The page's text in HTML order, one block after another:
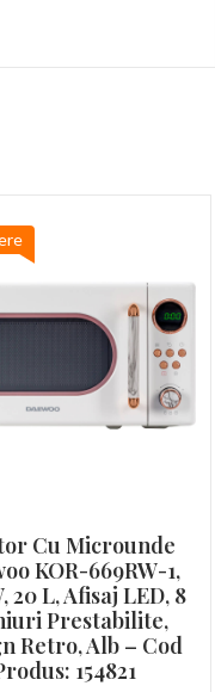
Cu Microunde
KOR-669RW-1,
20 L, Afisaj LED, 8
Prestabilite,
Retro, Alb – Cod
154821